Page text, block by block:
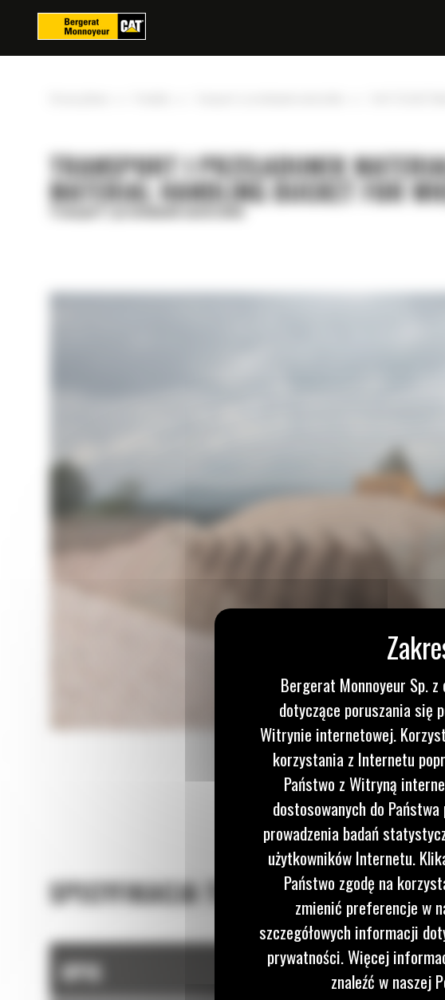
TRANSPORT I PRZEŁADUNEK
MATERIAL HANDLING BUCKET FOR
Transport i przeładunek materiałów
SPECYFIKACJA TECHNICZNA
OPIS
Panel zarządzania plikami cookies
Bergerat Monnoyeur Sp.
dotyczące poruszania się
Witrynie internetowej.
korzystania z Internetu
Państwo z Witryną
dostosowanych do
prowadzenia badań
użytkowników Internetu.
Państwo zgodę na
zmienić preferencje w
szczegółowych informacji
prywatności. Więcej
znaleźć w naszej